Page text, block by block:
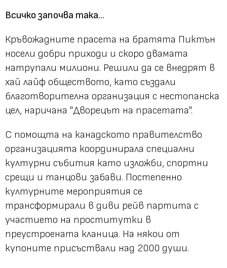
Всичко започва така...
Кръвожадните прасета на братята Пиктън
носели добри приходи и скоро двамата
натрупали милиони. Решили да се внедрят в
хай лайф обществото, като създали
благотворителна организация с нестопанска
цел, наричана "Дворецът на прасетата".
С помощта на канадското правителство
организацията координирала специални
културни събития като изложби, спортни
срещи и танцови забави. Постепенно
културните мероприятия се
трансформирали в диви рейв партита с
участието на проститутки в
преустроената кланица. На някои от
купоните присъствали над 2000 души.